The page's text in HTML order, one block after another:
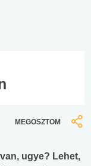
MEGOSZTOM
ugye? Lehet,